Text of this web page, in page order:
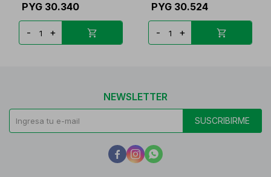
PYG 30.340
- +
PYG 30.524
- +
NEWSLETTER
SUSCRIBIRME
  